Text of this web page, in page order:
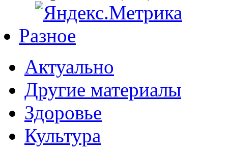
Разное
Актуально
Другие материалы
Здоровье
Культура